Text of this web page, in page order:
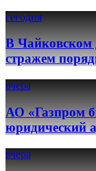
сегодня
В Чайковском
стражем
вчера
АО «Газпром
юридический
вчера